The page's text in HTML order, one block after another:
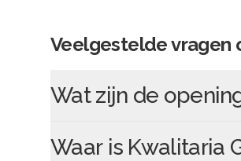
Veelgestelde vragen
Wat zijn de
Waar is Kwalitaria